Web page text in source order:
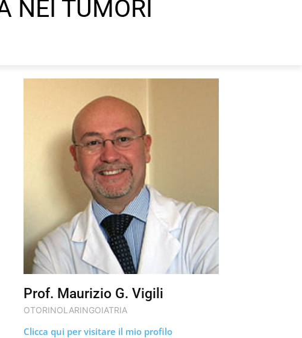
NEI TUMORI
Prof. Maurizio G. Vigili
OTORINOLARINGOIATRIA
Clicca qui per visitare il mio profilo